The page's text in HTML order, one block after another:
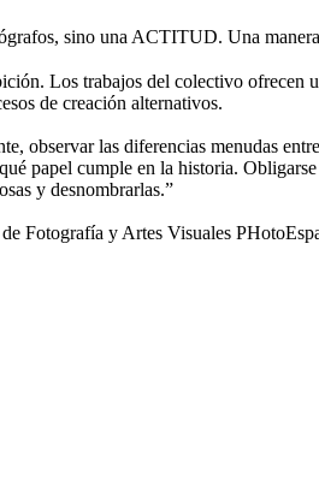
sino una ACTITUD. Una
Los trabajos del colectivo ofrecen
de creación alternativos.
observar las diferencias menudas
papel cumple en la historia.
y desnombrarlas.”
Fotografía y Artes Visuales